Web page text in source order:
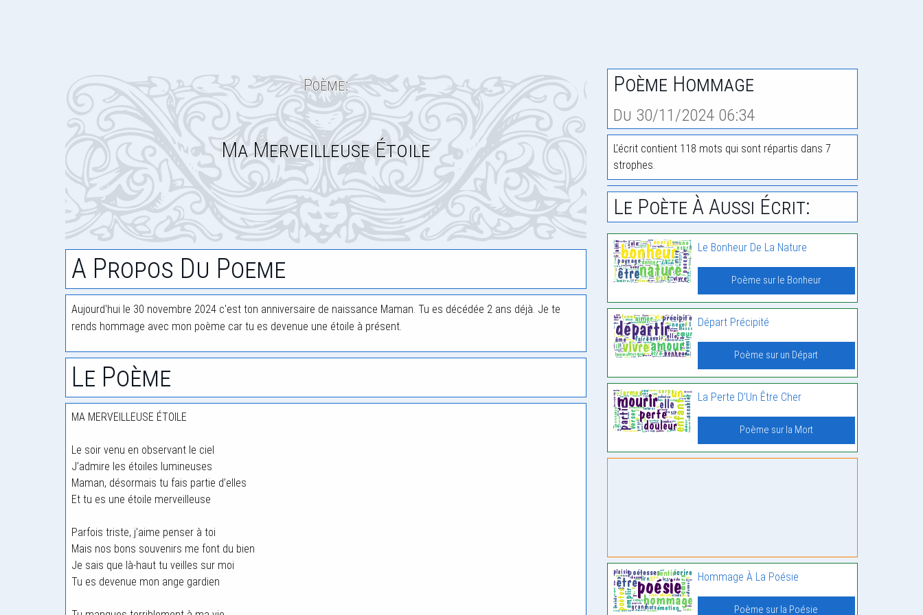
Poème:
Ma Merveilleuse Étoile
A Propos Du Poeme
Aujourd'hui le 30 novembre 2024 c'est ton anniversaire de naissance Maman. Tu es décédée 2 ans déjà. Je te
rends hommage avec mon poème car tu es devenue une étoile à présent.
Le Poème
MA MERVEILLEUSE ÉTOILE
Le soir venu en observant le ciel
J’admire les étoiles lumineuses
Maman, désormais tu fais partie d’elles
Et tu es une étoile merveilleuse
Parfois triste, j’aime penser à toi
Mais nos bons souvenirs me font du bien
Je sais que là-haut tu veilles sur moi
Tu es devenue mon ange gardien
Poème Hommage
Du 30/11/2024 06:34
L'écrit contient 118 mots qui sont répartis dans 7
strophes.
Le Poète À Aussi Écrit:
Le Bonheur De La Nature
Poème sur le Bonheur
Départ Précipité
Poème sur un Départ
La Perte D’Un Être Cher
Poème sur la Mort
Hommage À La Poésie
Poème sur la Poésie